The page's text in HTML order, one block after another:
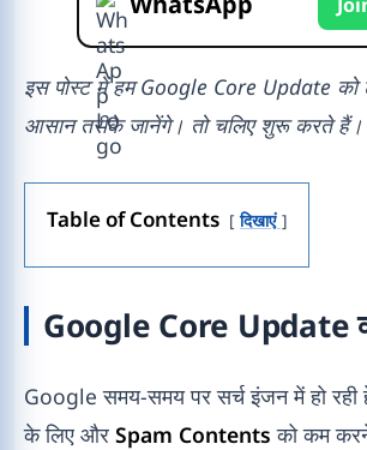
इस पोस्ट में हम Google Core Update
आसान तरीके जानेंगे। तो चलिए शुरू करते हैं।
Table of Contents दिखाएं
Google Core Update
Google समय-समय पर सर्च इंजन में हो रही
के लिए और Spam Contents को कम